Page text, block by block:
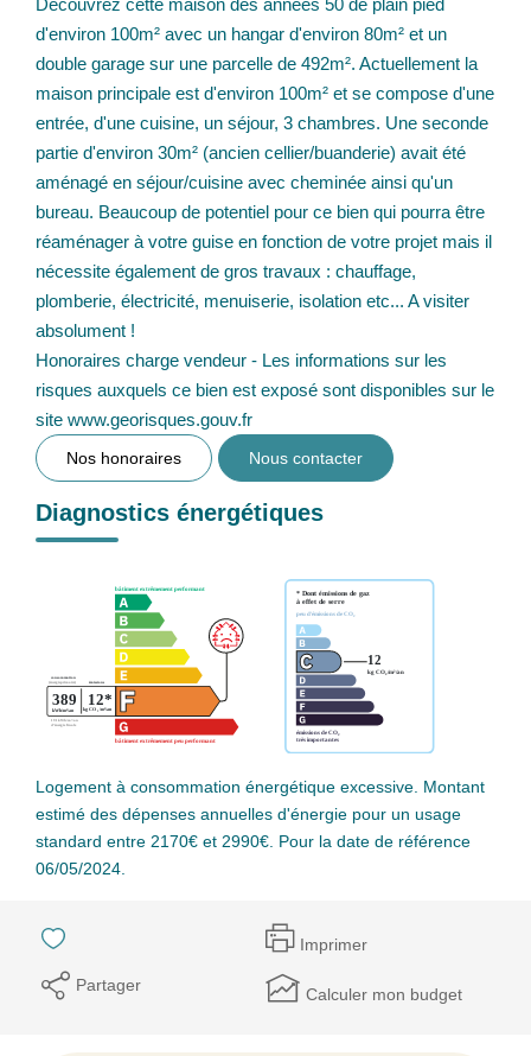
d'environ 100m² avec un hangar d'environ 80m² et un
double garage sur une parcelle de 492m². Actuellement la
maison principale est d'environ 100m² et se compose d'une
entrée, d'une cuisine, un séjour, 3 chambres. Une seconde
partie d'environ 30m² (ancien cellier/buanderie) avait été
aménagé en séjour/cuisine avec cheminée ainsi qu'un
bureau. Beaucoup de potentiel pour ce bien qui pourra être
réaménager à votre guise en fonction de votre projet mais il
nécessite également de gros travaux : chauffage,
plomberie, électricité, menuiserie, isolation etc... A visiter
absolument !
Honoraires charge vendeur - Les informations sur les
risques auxquels ce bien est exposé sont disponibles sur le
site www.georisques.gouv.fr
Nos honoraires Nous contacter
Diagnostics énergétiques
Logement à consommation énergétique excessive. Montant
estimé des dépenses annuelles d'énergie pour un usage
standard entre 2170€ et 2990€. Pour la date de référence
06/05/2024.
Imprimer
Partager Calculer mon budget